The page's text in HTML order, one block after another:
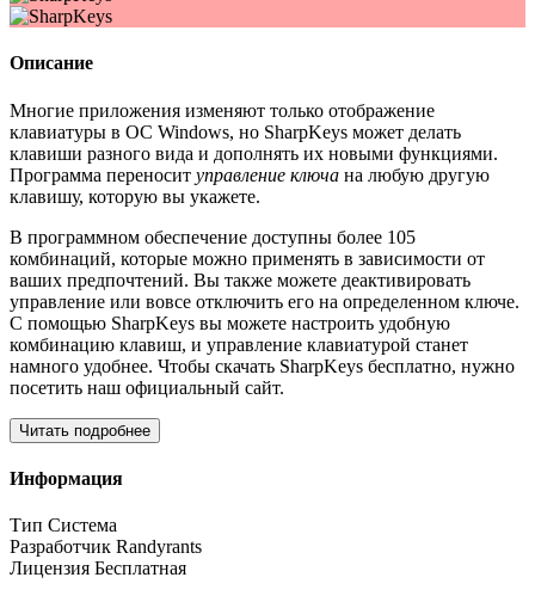
Описание
Многие приложения изменяют только отображение
клавиатуры в ОС Windows, но SharpKeys может делать
клавиши разного вида и дополнять их новыми функциями.
Программа переносит управление ключа на любую другую
клавишу, которую вы укажете.
В программном обеспечение доступны более 105
комбинаций, которые можно применять в зависимости от
ваших предпочтений. Вы также можете деактивировать
управление или вовсе отключить его на определенном ключе.
С помощью SharpKeys вы можете настроить удобную
комбинацию клавиш, и управление клавиатурой станет
намного удобнее. Чтобы скачать SharpKeys бесплатно, нужно
посетить наш официальный сайт.
Читать подробнее
Информация
Тип Система
Разработчик Randyrants
Лицензия Бесплатная